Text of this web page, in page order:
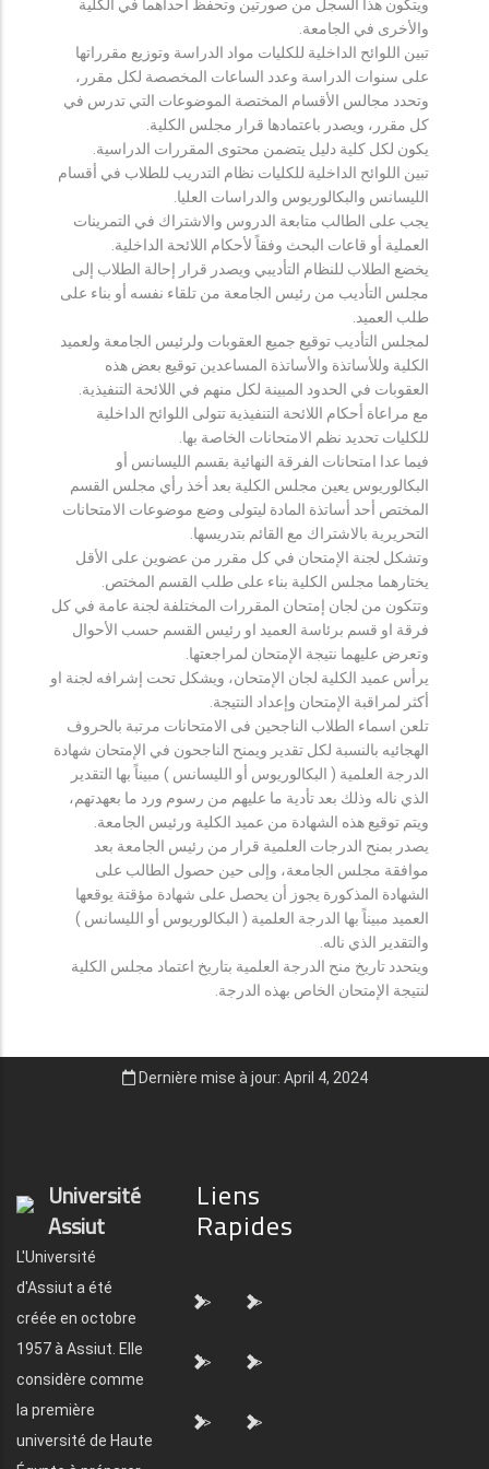
ويتكون هذا السجل من صورتين وتحفظ احداهما في الكلية
والأخرى في الجامعة.
تبين اللوائح الداخلية للكليات مواد الدراسة وتوزيع مقرراتها
على سنوات الدراسة وعدد الساعات المخصصة لكل مقرر،
وتحدد مجالس الأقسام المختصة الموضوعات التي تدرس في
كل مقرر، ويصدر باعتمادها قرار مجلس الكلية.
يكون لكل كلية دليل يتضمن محتوى المقررات الدراسية.
تبين اللوائح الداخلية للكليات نظام التدريب للطلاب في أقسام
الليسانس والبكالوريوس والدراسات العليا.
يجب على الطالب متابعة الدروس والاشتراك في التمرينات
العملية أو قاعات البحث وفقاً لأحكام اللائحة الداخلية.
يخضع الطلاب للنظام التأديبي ويصدر قرار إحالة الطلاب إلى
مجلس التأديب من رئيس الجامعة من تلقاء نفسه أو بناء على
طلب العميد.
لمجلس التأديب توقيع جميع العقوبات ولرئيس الجامعة ولعميد
الكلية وللأساتذة والأساتذة المساعدين توقيع بعض هذه
العقوبات في الحدود المبينة لكل منهم في اللائحة التنفيذية.
مع مراعاة أحكام اللائحة التنفيذية تتولى اللوائح الداخلية
للكليات تحديد نظم الامتحانات الخاصة بها.
فيما عدا امتحانات الفرقة النهائية بقسم الليسانس أو
البكالوريوس يعين مجلس الكلية بعد أخذ رأي مجلس القسم
المختص أحد أساتذة المادة ليتولى وضع موضوعات الامتحانات
التحريرية بالاشتراك مع القائم بتدريسها.
وتشكل لجنة الإمتحان في كل مقرر من عضوين على الأقل
يختارهما مجلس الكلية بناء على طلب القسم المختص.
وتتكون من لجان إمتحان المقررات المختلفة لجنة عامة في كل
فرقة او قسم برئاسة العميد او رئيس القسم حسب الأحوال
وتعرض عليهما نتيجة الإمتحان لمراجعتها.
يرأس عميد الكلية لجان الإمتحان، ويشكل تحت إشرافه لجنة او
أكثر لمراقبة الإمتحان وإعداد النتيجة.
تلعن اسماء الطلاب الناجحين فى الامتحانات مرتبة بالحروف
الهجائيه بالنسبة لكل تقدير ويمنح الناجحون في الإمتحان شهادة
الدرجة العلمية ( البكالوريوس أو الليسانس ) مبيناً بها التقدير
الذي ناله وذلك بعد تأدية ما عليهم من رسوم ورد ما بعهدتهم،
ويتم توقيع هذه الشهادة من عميد الكلية ورئيس الجامعة.
يصدر بمنح الدرجات العلمية قرار من رئيس الجامعة بعد
موافقة مجلس الجامعة، وإلى حين حصول الطالب على
الشهادة المذكورة يجوز أن يحصل على شهادة مؤقتة يوقعها
العميد مبيناً بها الدرجة العلمية ( البكالوريوس أو الليسانس )
والتقدير الذي ناله.
ويتحدد تاريخ منح الدرجة العلمية بتاريخ اعتماد مجلس الكلية
لنتيجة الإمتحان الخاص بهذه الدرجة.
Dernière mise à jour: April 4, 2024
Université
Assiut
L'Université
d'Assiut a été
créée en octobre
1957 à Assiut. Elle
considère comme
la première
université de Haute
Liens
Rapides
"> ">
"> ">
"> ">